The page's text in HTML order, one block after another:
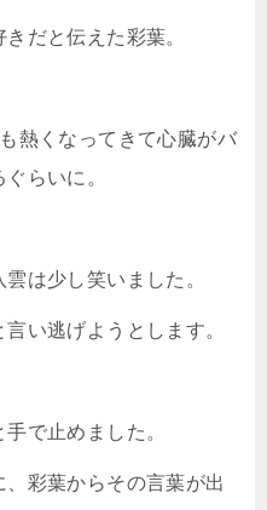
だと伝えた彩葉。
熱くなってきて心臓がバ
らいに。
は少し笑いました。
い逃げようとします。
で止めました。
彩葉からその言葉が出